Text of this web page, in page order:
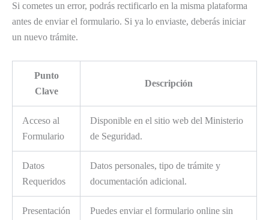
Si cometes un error, podrás rectificarlo en la misma plataforma
antes de enviar el formulario. Si ya lo enviaste, deberás iniciar
un nuevo trámite.
Punto
Clave
Descripción
Acceso al
Formulario
Disponible en el sitio web del Ministerio
de Seguridad.
Datos
Requeridos
Datos personales, tipo de trámite y
documentación adicional.
Presentación
Puedes enviar el formulario online sin